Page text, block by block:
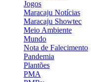
Jogos
Maracaju Notícias
Maracaju Showtec
Meio Ambiente
Mundo
Nota de Falecimento
Pandemia
Plantões
PMA